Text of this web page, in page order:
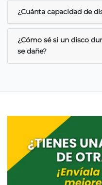
¿Cuánta capacidad de
¿Cómo sé si un disco
se dañe?